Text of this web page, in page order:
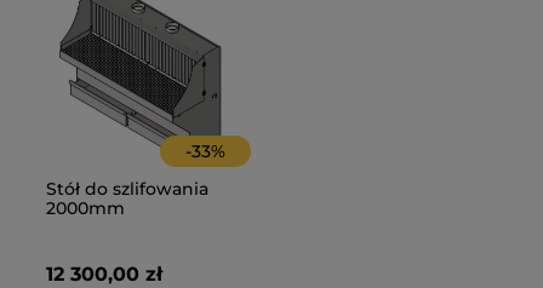
-33%
Stół do szlifowania
2000mm
12 300,00 zł